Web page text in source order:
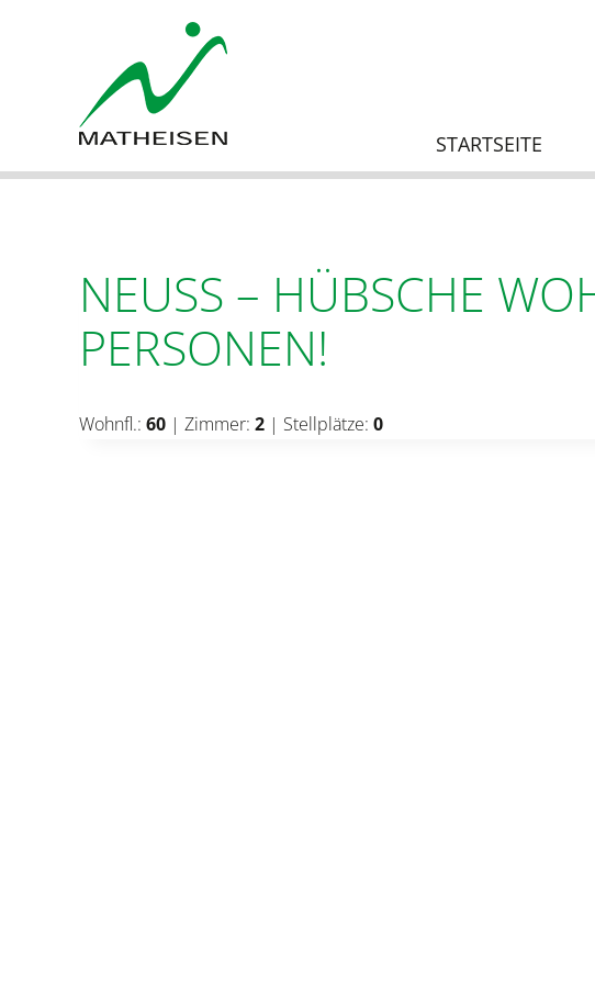
STARTSEITE
NEUSS – HÜBSCHE
PERSONEN!
Wohnfl.: 60 | Zimmer: 2 | Stellplätze: 0